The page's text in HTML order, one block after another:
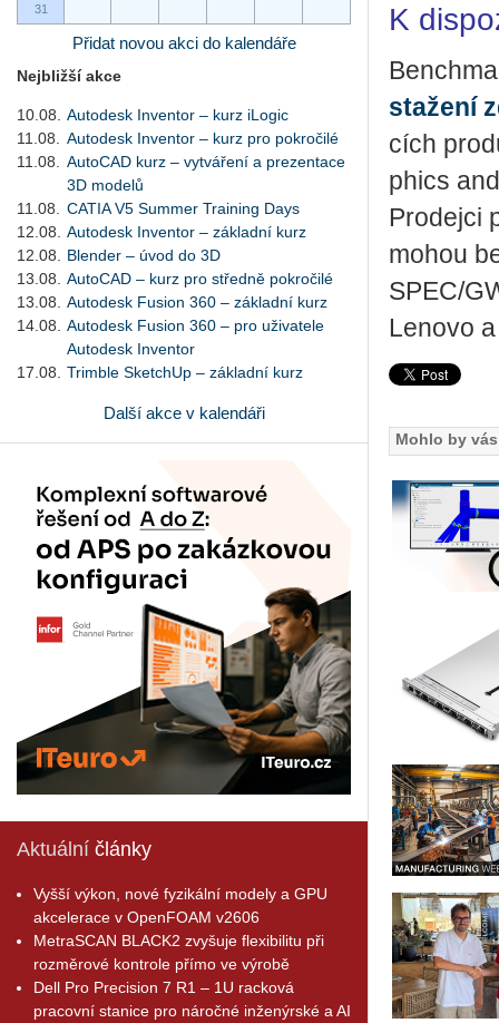
31
Přidat novou akci do kalendáře
Nejbližší akce
10.08.
Autodesk Inventor – kurz iLogic
11.08.
Autodesk Inventor – kurz pro pokročilé
11.08.
AutoCAD kurz – vytváření a prezentace
3D modelů
11.08.
CATIA V5 Summer Training Days
12.08.
Autodesk Inventor – základní kurz
12.08.
Blender – úvod do 3D
13.08.
AutoCAD – kurz pro středně pokročilé
13.08.
Autodesk Fusion 360 – základní kurz
14.08.
Autodesk Fusion 360 – pro uživatele
Autodesk Inventor
17.08.
Trimble SketchUp – základní kurz
Další akce v kalendáři
Aktuální články
Vyšší výkon, nové fyzikální modely a GPU
akcelerace v OpenFOAM v2606
MetraSCAN BLACK2 zvyšuje flexibilitu při
rozměrové kontrole přímo ve výrobě
Dell Pro Precision 7 R1 – 1U racková
pracovní stanice pro náročné inženýrské a AI
K
sta­že­ní
cích
phics
Pro­dej­ci
mohou
SPEC/
Le­no­vo
Mohlo by